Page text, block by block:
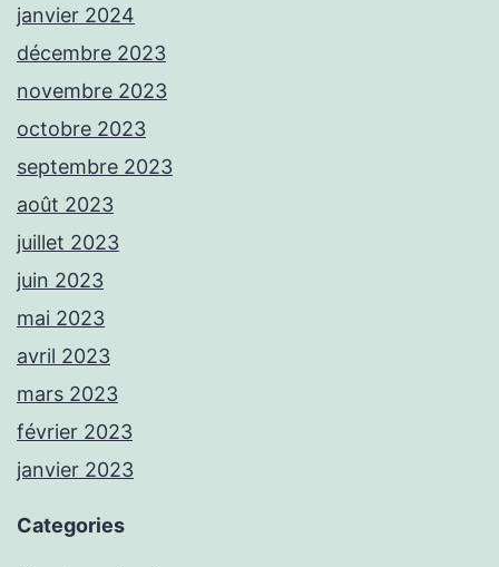
janvier 2024
décembre 2023
novembre 2023
octobre 2023
septembre 2023
août 2023
juillet 2023
juin 2023
mai 2023
avril 2023
mars 2023
février 2023
janvier 2023
Categories